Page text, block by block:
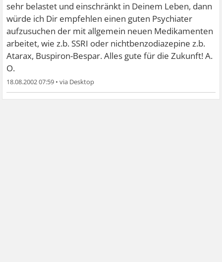
sehr belastet und einschränkt in Deinem Leben, dann
würde ich Dir empfehlen einen guten Psychiater
aufzusuchen der mit allgemein neuen Medikamenten
arbeitet, wie z.b. SSRI oder nichtbenzodiazepine z.b.
Atarax, Buspiron-Bespar. Alles gute für die Zukunft! A.
O.
18.08.2002 07:59 •